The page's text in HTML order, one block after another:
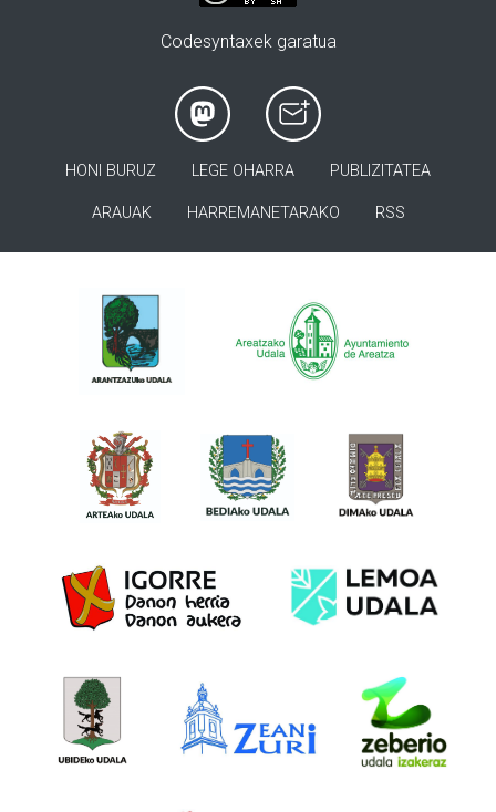
Codesyntaxek garatua
HONI BURUZ LEGE OHARRA PUBLIZITATEA
ARAUAK HARREMANETARAKO RSS